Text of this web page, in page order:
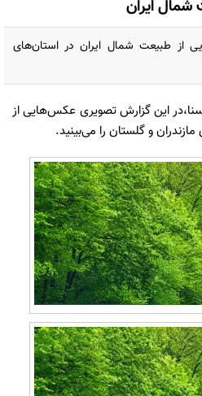
ایران
از طبیعت شمال ایران در استان‌های
این گزارش تصویری عکس‌هایی از
و گلستان را می‌بینید.